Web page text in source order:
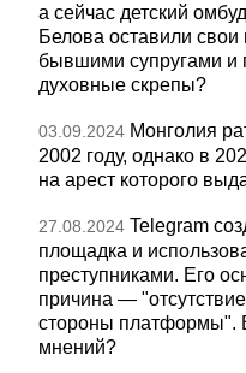
а сейчас детский
Белова оставили
бывшими супругами и
духовные скрепы?
03.09.2024 Монголия
2002 году, однако в
на арест которого
27.08.2024 Telegram
площадка и
преступниками. Его
причина —
стороны платформы".
мнений?